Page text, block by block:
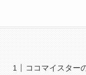
ココマイスター